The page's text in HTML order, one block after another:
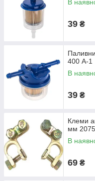
В
39 ₴
400 А-1
В
39 ₴
Клеми
мм
В
69 ₴